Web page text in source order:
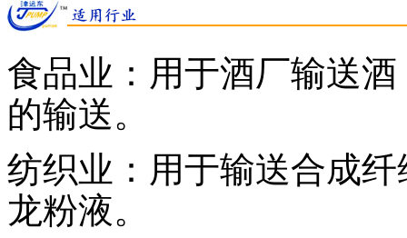
食品业：用于酒厂输送
的输送。
纺织业：用于输送合成
龙粉液。